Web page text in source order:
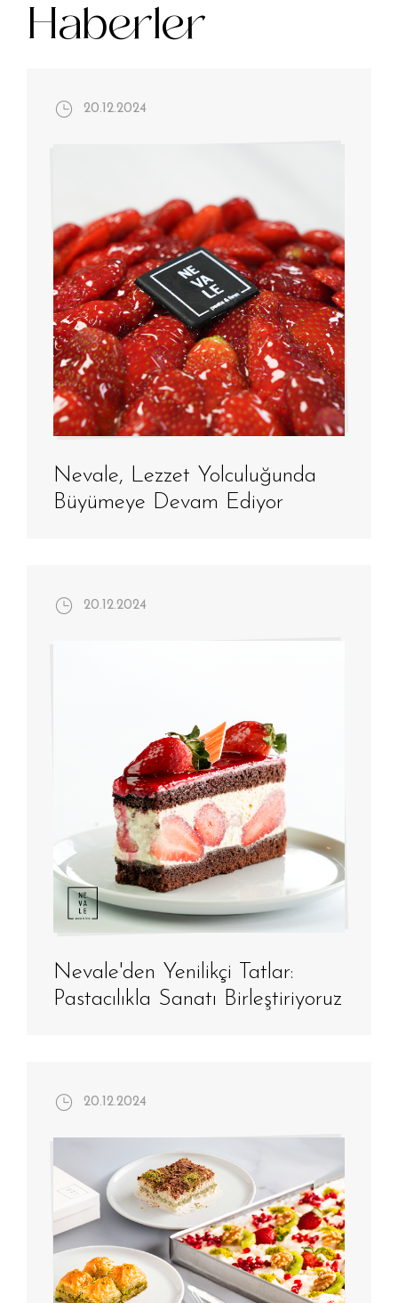
Haberler
20.12.2024
Nevale, Lezzet Yolculuğunda
Büyümeye Devam Ediyor
20.12.2024
Nevale'den Yenilikçi Tatlar:
Pastacılıkla Sanatı Birleştiriyoruz
20.12.2024